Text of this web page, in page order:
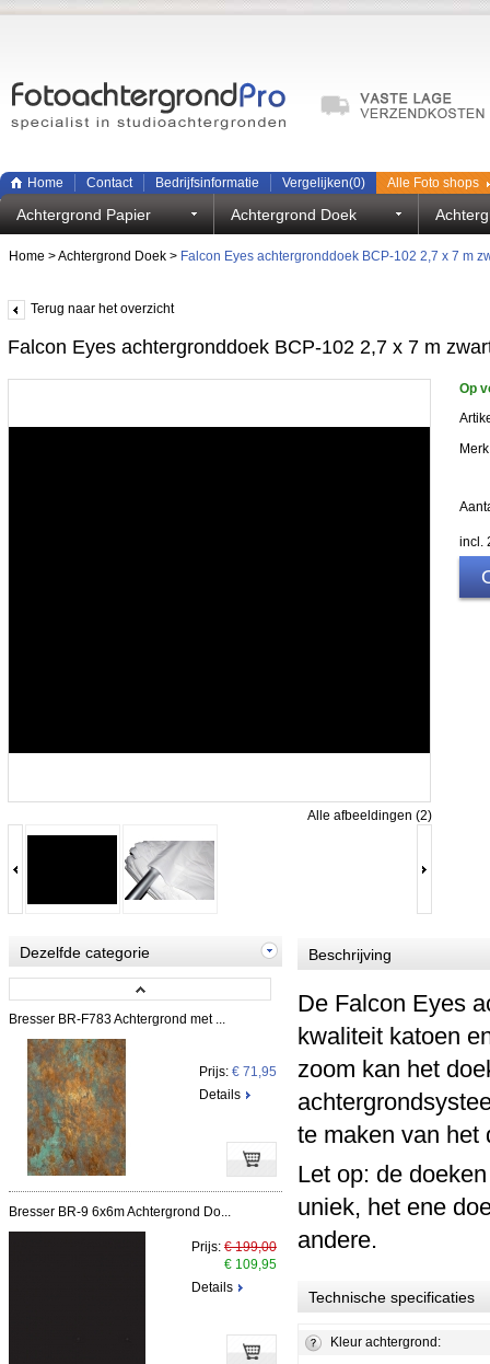
Home Contact Bedrijfsinformatie Vergelijken(0) Alle Foto shops
Achtergrond Papier Achtergrond Doek
Home >Achtergrond Doek > Falcon Eyes achtergronddoek BCP-102 2,7 x 7 m
Terug naar het overzicht
Falcon Eyes achtergronddoek BCP-102 2,7 x 7 m
Alle afbeeldingen (2)
Op
incl.
Dezelfde categorie
Bresser BR-F783 Achtergrond met ...
Prijs: € 71,95
Details
Bresser BR-9 6x6m Achtergrond Do...
Prijs: € 199,00
€ 109,95
Details
Beschrijving
De Falcon Eyes
kwaliteit katoen
zoom kan het
te maken van het
Let op: de
uniek, het ene
andere.
Technische specificaties
Kleur achtergrond: